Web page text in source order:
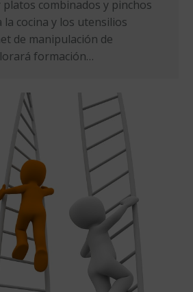
combinados y pinchos
cocina y los utensilios
de manipulación de
formación…